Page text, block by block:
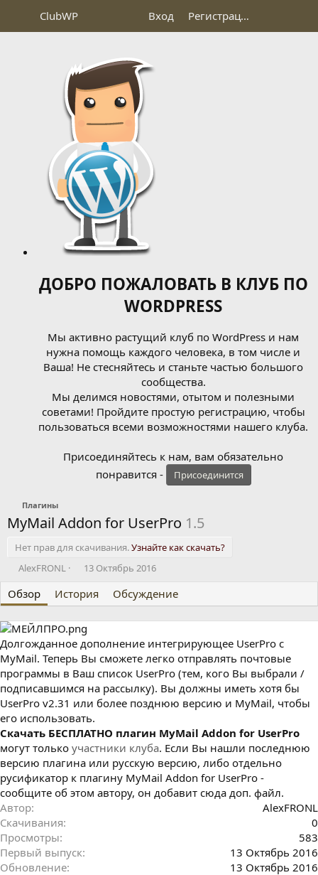
ClubWP Вход Регистрация
ДОБРО ПОЖАЛОВАТЬ В КЛУБ ПО
WORDPRESS
Мы активно растущий клуб по WordPress и нам
нужна помощь каждого человека, в том числе и
Ваша! Не стесняйтесь и станьте частью большого
сообщества.
Мы делимся новостями, отытом и полезными
советами! Пройдите простую регистрацию, чтобы
пользоваться всеми возможностями нашего клуба.
Присоединяйтесь к нам, вам обязательно
понравится -
Присоединится
Плагины
MyMail Addon for UserPro 1.5
Нет прав для скачивания.Узнайте как скачать?
А
т
о
р
AlexFRONL
Д
т
а
с
о
з
д
а
и
я
13 Октябрь 2016
Обзор История Обсуждение
Долгожданное дополнение интегрирующее UserPro с
MyMail. Теперь Вы сможете легко отправлять почтовые
программы в Ваш список UserPro (тем, кого Вы выбрали /
подписавшимся на рассылку). Вы должны иметь хотя бы
UserPro v2.31 или более позднюю версию и MyMail, чтобы
его использовать.
Cкачать БЕСПЛАТНО плагин MyMail Addon for UserPro
могут только участники клуба. Если Вы нашли последнюю
версию плагина или русскую версию, либо отдельно
русификатор к плагину MyMail Addon for UserPro -
сообщите об этом автору, он добавит сюда доп. файл.
Автор
AlexFRONL
Скачивания
0
Просмотры
583
Первый выпуск
13 Октябрь 2016
Обновление
13 Октябрь 2016